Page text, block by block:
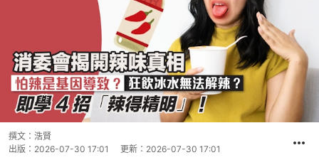
撰文： 浩賢
出版： 2026-07-30 17:01 更新： 2026-07-30 17:01